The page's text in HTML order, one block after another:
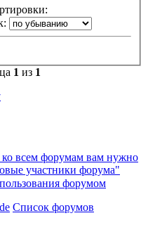
1 из 1
всем форумам вам нужно
участники форума"
форумом
Список форумов